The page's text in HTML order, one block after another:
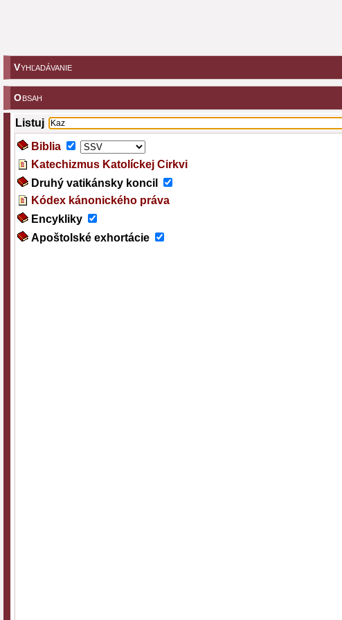
VYHĽADÁVANIE
OBSAH
Listuj